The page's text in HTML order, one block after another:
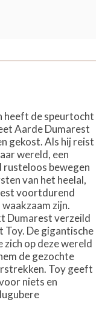
heeft de speurtocht
Aarde Dumarest
gekost. Als hij reist
wereld, een
bewegen
van het heelal,
voortdurend
zijn.
Dumarest verzeild
Toy. De gigantische
zich op deze wereld
de gezochte
Toy geeft
niets en